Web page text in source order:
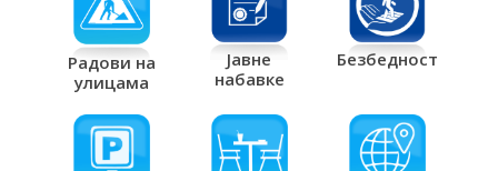
Радови на
улицама
Јавне
набавке
Безбедност